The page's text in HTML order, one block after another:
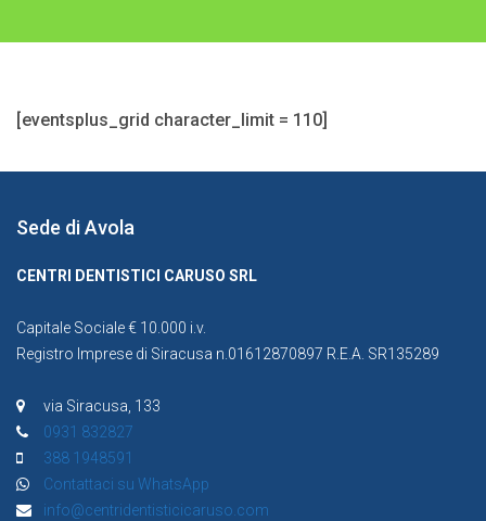
[eventsplus_grid character_limit = 110]
Sede di Avola
CENTRI DENTISTICI CARUSO SRL
Capitale Sociale € 10.000 i.v.
Registro Imprese di Siracusa n.01612870897 R.E.A. SR135289
via Siracusa, 133
0931 832827
388 1948591
Contattaci su WhatsApp
info@centridentisticicaruso.com